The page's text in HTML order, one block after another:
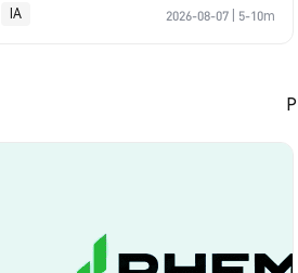
IA 2026-08-07 5-10m